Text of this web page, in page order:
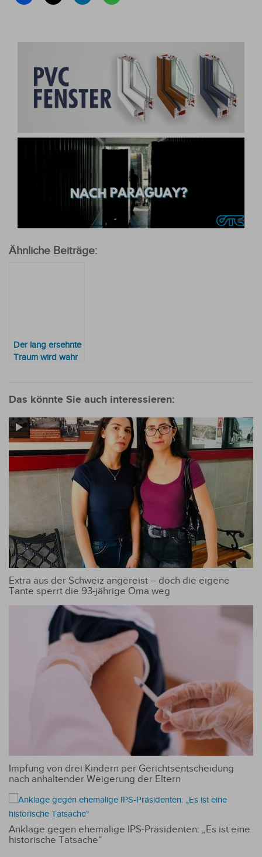
Ähnliche Beiträge:
Der lang ersehnte
Traum wird wahr
Das könnte Sie auch interessieren:
Extra aus der Schweiz angereist – doch die eigene
Tante sperrt die 93-jährige Oma weg
Impfung von drei Kindern per Gerichtsentscheidung
nach anhaltender Weigerung der Eltern
Anklage gegen ehemalige IPS-Präsidenten: „Es ist eine
historische Tatsache“